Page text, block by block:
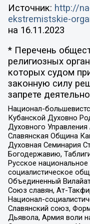
Источник: http://
ekstremistskie-
на 16.11.2023
* Перечень
религиозных
которых судом
законную силу
запрете
Национал-
Кубанской Духовно
Духовного
Славянская Община
Духовная Семинария
Богодержавию,
Русское
социалистическое
Объединенный
Союз славян, Ат-
Национал-
Славянский союз,
Дьявола, Армия воли